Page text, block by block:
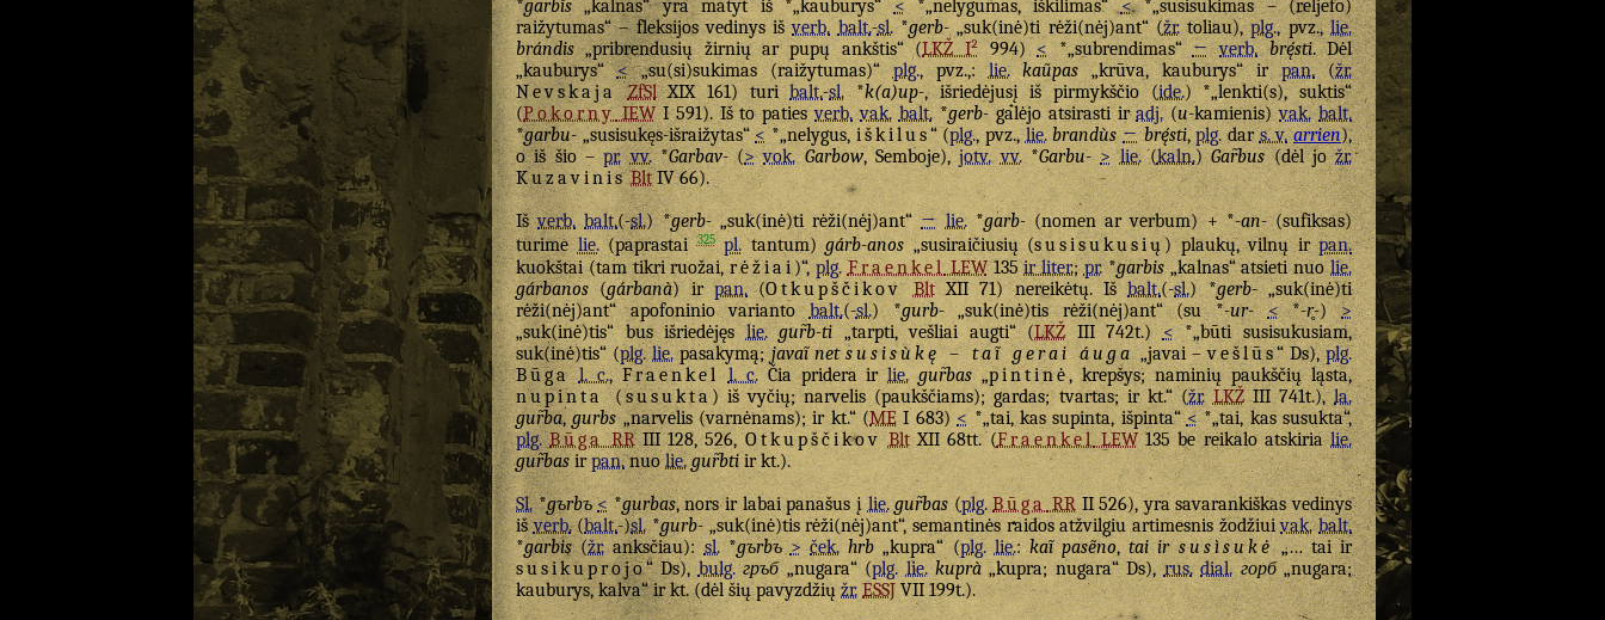
*garbĭs„kalnas“ yra matyt iš *„kauburys“<*„nelygumas, iškilimas“<*„susisukimas – (reljefo)
raižytumas“ – fleksijos vedinys išverb. balt.-sl.*gerb-„suk(inė)ti rėži(nėj)ant“ (žr.toliau),plg., pvz.,lie.
brándis„pribrendusių žirnių ar pupų ankštis“ (LKŽ I²994)<*„subrendimas“← verb. brę́sti. Dėl
„kauburys“<„su(si)sukimas (raižytumas)“plg., pvz.,:lie. kaũpas„krūva, kauburys“ irpan.(žr.
Nevskaja ZfSlXIX 161) turibalt.-sl.*k(a)up-, išriedėjusį iš pirmykščio (ide.) *„lenkti(s), suktis“
(PokornyIEWI 591). Iš to patiesverb. vak. balt.*gerb-galėjo atsirasti iradj.(u-kamienis)vak. balt.
*garbu-„susisukęs-išraižytas“<*„nelygus,iškilus“ (plg., pvz.,lie. brandùs ← brę́sti,plg.dars. v. arrien),
o iš šio –pr. vv.*Garbav-(> vok. Garbow, Semboje),jotv. vv.*Garbu- > lie.(kaln.)Gar̃bus(dėl jožr.
Kuzavinis BltIV 66).
Išverb. balt.(-sl.) *gerb-„suk(inė)ti rėži(nėj)ant“→ lie.*garb-(nomen ar verbum) + *-an-(sufiksas)
turimelie.(paprastai325 pl.tantum)gárb-anos„susiraičiusių (susisukusių) plaukų, vilnų irpan.
kuokštai (tam tikri ruožai,rėžiai)“,plg. FraenkelLEW135ir liter.;pr.*garbis„kalnas“ atsieti nuolie.
gárbanos(gárbanà) irpan.(Otkupščikov BltXII 71) nereikėtų. Išbalt.(-sl.) *gerb-„suk(inė)ti
rėži(nėj)ant“ apofoninio variantobalt.(-sl.) *gurb-„suk(inė)tis rėži(nėj)ant“ (su *-ur- <*-r̥-)>
„suk(inė)tis“ bus išriedėjęslie. gur̃b-ti„tarpti, vešliai augti“ (LKŽIII 742t.)<*„būti susisukusiam,
suk(inė)tis“ (plg. lie.pasakymą;javaĩ net susisùkę–taĩ gerai áuga„javai –vešlūs“ Ds),plg.
Būga l. c.,Fraenkel l. c.Čia pridera irlie. gur̃bas„pintinė, krepšys; naminių paukščių ląsta,
nupinta (susukta) iš vyčių; narvelis (paukščiams); gardas; tvartas; ir kt.“ (žr. LKŽIII 741t.),la.
gur̃ba,gurbs„narvelis (varnėnams); ir kt.“ (MEI 683)<*„tai, kas supinta, išpinta“<*„tai, kas susukta“,
plg. BūgaRRIII 128, 526,Otkupščikov BltXII 68tt. (FraenkelLEW135 be reikalo atskirialie.
gur̃basirpan.nuolie. gur̃btiir kt.).
Sl.*gъrbъ <*gurbas, nors ir labai panašus įlie. gur̃bas(plg. BūgaRRII 526), yra savarankiškas vedinys
išverb.(balt.-)sl.*gurb-„suk(inė)tis rėži(nėj)ant“, semantinės raidos atžvilgiu artimesnis žodžiuivak. balt.
*garbis(žr.anksčiau):sl.*gъrbъ > ček. hrb„kupra“ (plg. lie.:kaĩ pasẽno,tai ir susìsukė„… tai ir
susikuprojo“ Ds),bulg. гръб„nugara“ (plg. lie. kuprà „kupra; nugara“ Ds),rus. dial. горб„nugara;
kauburys, kalva“ ir kt. (dėl šių pavyzdžiųžr. ESSJVII 199t.).